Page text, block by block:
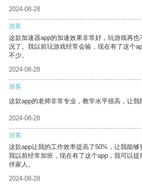
2024-08-28
游客
这款加速器app的加速效果非常好，玩游戏再
况了。我以前玩游戏经常会输，现在有了这个
不少。
2024-08-28
游客
这款app的老师非常专业，教学水平很高，让我
2024-08-28
游客
这款app让我的工作效率提高了50%，让我能够
我以前经常加班，现在有了这个app，我可以
伴家人。
2024-08-28